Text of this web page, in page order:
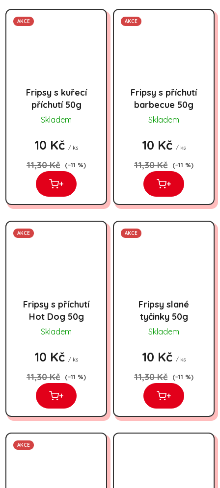
AKCE
Fripsy s kuřecí
příchutí 50g
Skladem
10 Kč / ks
11,30 Kč (–11 %)
+
AKCE
Fripsy s příchutí
barbecue 50g
Skladem
10 Kč / ks
11,30 Kč (–11 %)
+
AKCE
Fripsy s příchutí
Hot Dog 50g
Skladem
10 Kč / ks
11,30 Kč (–11 %)
+
AKCE
Fripsy slané
tyčinky 50g
Skladem
10 Kč / ks
11,30 Kč (–11 %)
+
AKCE